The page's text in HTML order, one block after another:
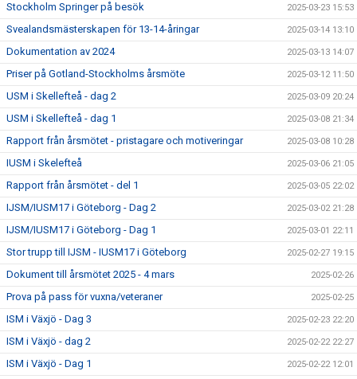
Stockholm Springer på besök 2025-03-23 15:53
Svealandsmästerskapen för 13-14-åringar 2025-03-14 13:10
Dokumentation av 2024 2025-03-13 14:07
Priser på Gotland-Stockholms årsmöte 2025-03-12 11:50
USM i Skellefteå - dag 2 2025-03-09 20:24
USM i Skellefteå - dag 1 2025-03-08 21:34
Rapport från årsmötet - pristagare och motiveringar 2025-03-08 10:28
IUSM i Skelefteå 2025-03-06 21:05
Rapport från årsmötet - del 1 2025-03-05 22:02
IJSM/IUSM17 i Göteborg - Dag 2 2025-03-02 21:28
IJSM/IUSM17 i Göteborg - Dag 1 2025-03-01 22:11
Stor trupp till IJSM - IUSM17 i Göteborg 2025-02-27 19:15
Dokument till årsmötet 2025 - 4 mars 2025-02-26
Prova på pass för vuxna/veteraner 2025-02-25
ISM i Växjö - Dag 3 2025-02-23 22:20
ISM i Växjö - dag 2 2025-02-22 22:27
ISM i Växjö - Dag 1 2025-02-22 12:01